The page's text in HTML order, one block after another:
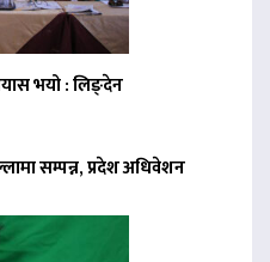
भयो : लिङ्देन
सम्पन्न, प्रदेश अधिवेशन